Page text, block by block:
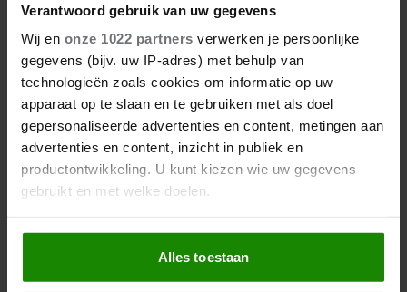
Verantwoord gebruik van uw gegevens
Wij en onze 1022 partners verwerken je persoonlijke
gegevens (bijv. uw IP-adres) met behulp van
technologieën zoals cookies om informatie op uw
apparaat op te slaan en te gebruiken met als doel
gepersonaliseerde advertenties en content, metingen aan
advertenties en content, inzicht in publiek en
productontwikkeling. U kunt kiezen wie uw gegevens
gebruikt en met welke doelen.
Als u het toestaat, willen we ook graag:
Informatie verzamelen over uw geografische
locatie, die tot een paar meter nauwkeurig kan zijn
Alles toestaan